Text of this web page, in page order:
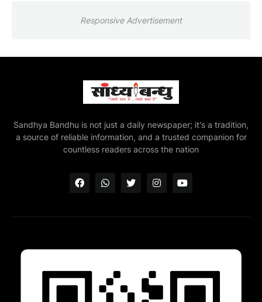
Responsive Advertisement
Sandhya Bandhu is not just a daily newspaper; it's a tradition,
a source of reliable information, and a trusted companion for
countless readers across the nation